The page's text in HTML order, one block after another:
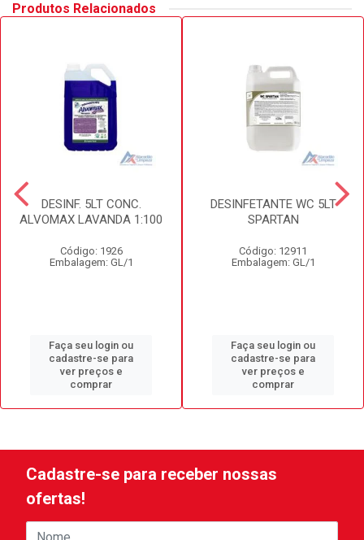
Produtos Relacionados
DESINF. 5LT CONC.
ALVOMAX LAVANDA 1:100
Código: 1926
Embalagem: GL/1
Faça seu login ou
cadastre-se para
ver preços e
comprar
DESINFETANTE WC 5LT
SPARTAN
Código: 12911
Embalagem: GL/1
Faça seu login ou
cadastre-se para
ver preços e
comprar
Cadastre-se para receber nossas
ofertas!